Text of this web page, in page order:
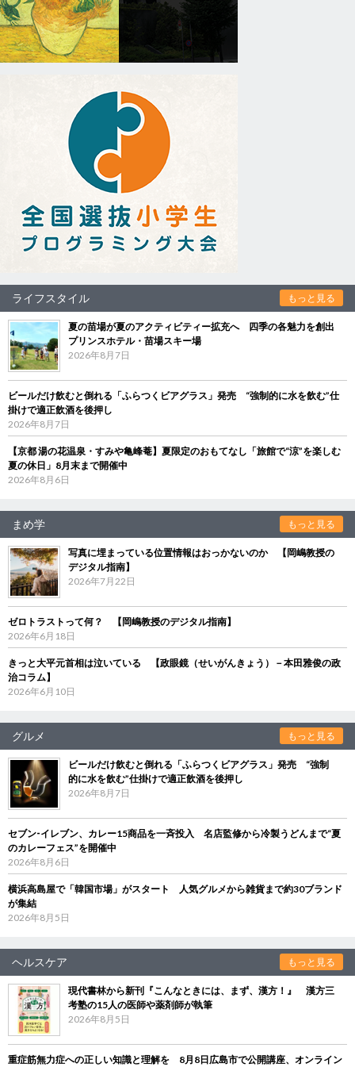
ライフスタイル もっと見る
夏の苗場が夏のアクティビティー拡充へ 四季の各魅力を創出
プリンスホテル・苗場スキー場
2026年8月7日
ビールだけ飲むと倒れる「ふらつくビアグラス」発売 “強制的に水を飲む”仕
掛けで適正飲酒を後押し
2026年8月7日
【京都 湯の花温泉・すみや亀峰菴】夏限定のおもてなし「旅館で“涼”を楽しむ
夏の休日」8月末まで開催中
2026年8月6日
まめ学 もっと見る
写真に埋まっている位置情報はおっかないのか 【岡嶋教授の
デジタル指南】
2026年7月22日
ゼロトラストって何？ 【岡嶋教授のデジタル指南】
2026年6月18日
きっと大平元首相は泣いている 【政眼鏡（せいがんきょう）－本田雅俊の政
治コラム】
2026年6月10日
グルメ もっと見る
ビールだけ飲むと倒れる「ふらつくビアグラス」発売 “強制
的に水を飲む”仕掛けで適正飲酒を後押し
2026年8月7日
セブン‐イレブン、カレー15商品を一斉投入 名店監修から冷製うどんまで“夏
のカレーフェス”を開催中
2026年8月6日
横浜高島屋で「韓国市場」がスタート 人気グルメから雑貨まで約30ブランド
が集結
2026年8月5日
ヘルスケア もっと見る
現代書林から新刊『こんなときには、まず、漢方！』 漢方三
考塾の15人の医師や薬剤師が執筆
2026年8月5日
重症筋無力症への正しい知識と理解を 8月8日広島市で公開講座、オンライン